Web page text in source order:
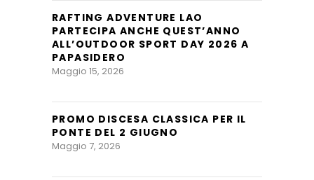
RAFTING ADVENTURE LAO
PARTECIPA ANCHE QUEST’ANNO
ALL’OUTDOOR SPORT DAY 2026 A
PAPASIDERO
Maggio 15, 2026
PROMO DISCESA CLASSICA PER IL
PONTE DEL 2 GIUGNO
Maggio 7, 2026